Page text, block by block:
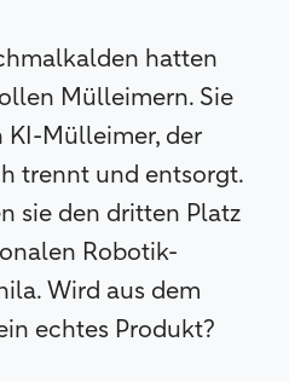
hatten
Mülleimern. Sie
Mülleimer, der
trennt und entsorgt.
sie den dritten Platz
Robotik-
Wird aus dem
echtes Produkt?